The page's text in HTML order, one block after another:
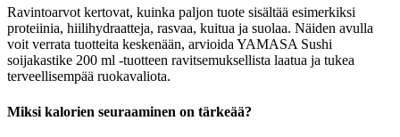
Ravintoarvot kertovat, kuinka paljon tuote sisältää esimerkiksi
proteiinia, hiilihydraatteja, rasvaa, kuitua ja suolaa. Näiden avulla
voit verrata tuotteita keskenään, arvioida YAMASA Sushi
soijakastike 200 ml -tuotteen ravitsemuksellista laatua ja tukea
terveellisempää ruokavaliota.
Miksi kalorien seuraaminen on tärkeää?